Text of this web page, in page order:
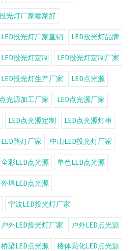
光灯厂家哪家好
LED投光灯厂家直销 LED投光灯品牌
LED投光灯定制 LED投光灯定制厂家
LED投光灯生产厂家 LED点光源
光源加工厂家 LED点光源厂家
LED点光源定制 LED点光源灯串
LED路灯厂家 中山LED投光灯厂家
全彩LED点光源 单色LED点光源
外墙LED点光源
宁波LED投光灯厂家
户外LED投光灯厂家 户外LED点光源
桥梁LED点光源 楼体亮化LED点光源